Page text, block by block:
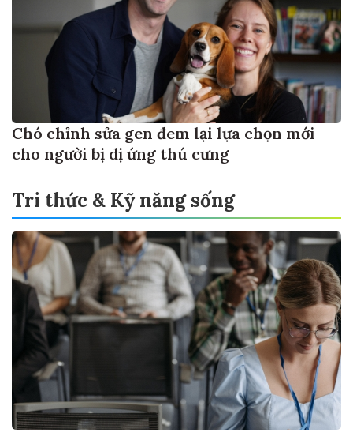
Chó chỉnh sửa gen đem lại lựa chọn mới
cho người bị dị ứng thú cưng
Tri thức & Kỹ năng sống